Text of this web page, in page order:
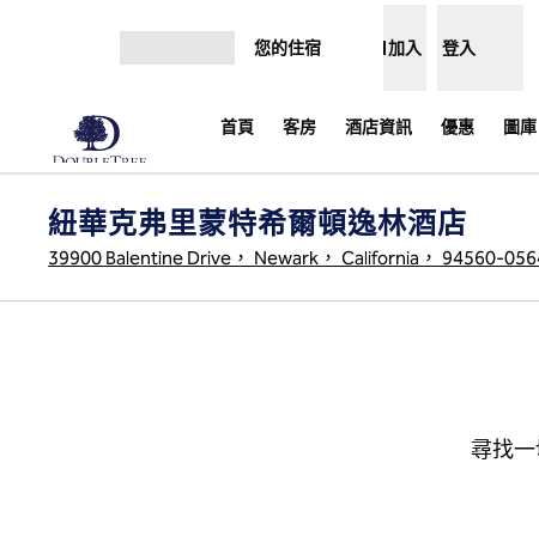
您的住宿 加入 登入
首頁 客房 酒店資訊 優惠 圖庫
紐華克弗里蒙特希爾頓逸林酒店
39900 Balentine Drive， Newark， California， 94560-
尋找